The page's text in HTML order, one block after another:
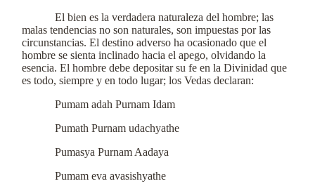
El bien es la verdadera naturaleza del hombre; las
malas tendencias no son naturales, son impuestas por las
circunstancias. El destino adverso ha ocasionado que el
hombre se sienta inclinado hacia el apego, olvidando la
esencia. El hombre debe depositar su fe en la Divinidad que
es todo, siempre y en todo lugar; los Vedas declaran:
Pumam adah Purnam Idam
Pumath Purnam udachyathe
Pumasya Purnam Aadaya
Pumam eva avasishyathe